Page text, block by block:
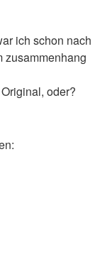
ich schon nach
zusammenhang
oder?